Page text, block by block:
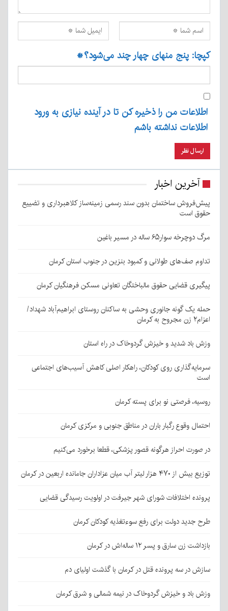
کپچا: پنج منهای چهار چند می‌شود؟*
اطلاعات من را ذخیره کن تا در آینده نیازی به ورود
اطلاعات نداشته باشم
آخرین اخبار
پیش‌فروش ساختمان بدون سند رسمی زمینه‌ساز کلاهبرداری و تضییع
حقوق است
مرگ دوچرخه سوار۶۵ ساله در مسیر باغین
تداوم صف‌های طولانی و کمبود بنزین در جنوب استان کرمان
پیگیری قضایی حقوق مالباختگان تعاونی مسکن فرهنگیان کرمان
حمله یک گونه جانوری وحشی به ساکنان روستای ابراهیم‌آباد شهداد/
اعزام۲ زن مجروح به کرمان
وزش باد شدید و خیزش گردوخاک در راه استان
سرمایه‌گذاری روی کودکان، راهکار اصلی کاهش آسیب‌های اجتماعی
است
روسیه، فرصتی نو برای پسته کرمان
احتمال وقوع رگبار باران در مناطق جنوبی و مرکزی کرمان
در صورت احراز هرگونه قصور پزشکی، قطعا برخورد می‌کنیم
توزیع بیش از ۴۷۰ هزار لیتر آب میان عزاداران جامانده اربعین در کرمان
پرونده اختلافات شورای شهر جیرفت در اولویت رسیدگی قضایی
طرح جدید دولت برای رفع سوءتغذیه کودکان کرمان
بازداشت زن سارق و پسر ۱۲ ساله‌اش در کرمان
سازش در سه پرونده قتل در کرمان با گذشت اولیای دم
وزش باد و خیزش گردوخاک در نیمه شمالی و شرق کرمان